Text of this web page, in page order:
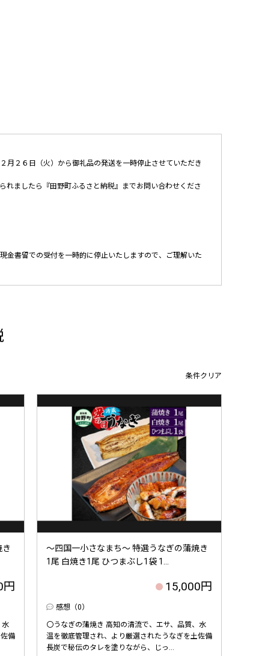
月２６日（火）から御礼品の発送を一時停止させていただき
れましたら『田野町ふるさと納税』までお問い合わせくださ
金書留での受付を一時的に停止いたしますので、ご理解いた
条件クリア
き
円
水
備
～四国一小さなまち～ 特選うなぎの蒲焼き
1尾 白焼き1尾 ひつまぶし1袋 1...
15,000円
感想（0）
〇うなぎの蒲焼き 高知の清流で、エサ、品質、水
温を徹底管理され、より厳選されたうなぎを土佐備
長炭で秘伝のタレを塗りながら、じっ...